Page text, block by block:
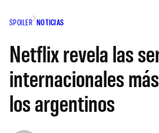
SPOILER NOTICIAS
Netflix revela las
internacionales
los argentinos